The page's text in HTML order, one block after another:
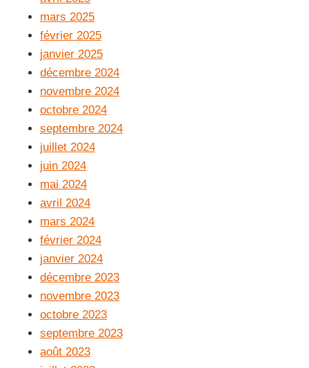
mars 2025
février 2025
janvier 2025
décembre 2024
novembre 2024
octobre 2024
septembre 2024
juillet 2024
juin 2024
mai 2024
avril 2024
mars 2024
février 2024
janvier 2024
décembre 2023
novembre 2023
octobre 2023
septembre 2023
août 2023